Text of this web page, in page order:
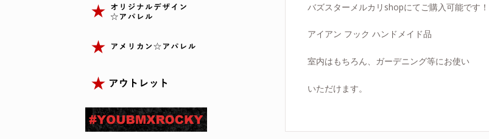
バズスターメルカリshopにてご購入可能です！
アイアン フック ハンドメイド品
室内はもちろん、ガーデニング等にお使い
いただけます。